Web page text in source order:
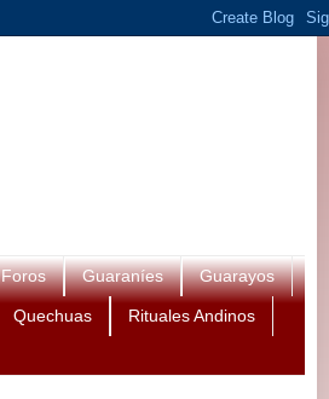
Foros Guaraníes Guarayos
Quechuas Rituales Andinos